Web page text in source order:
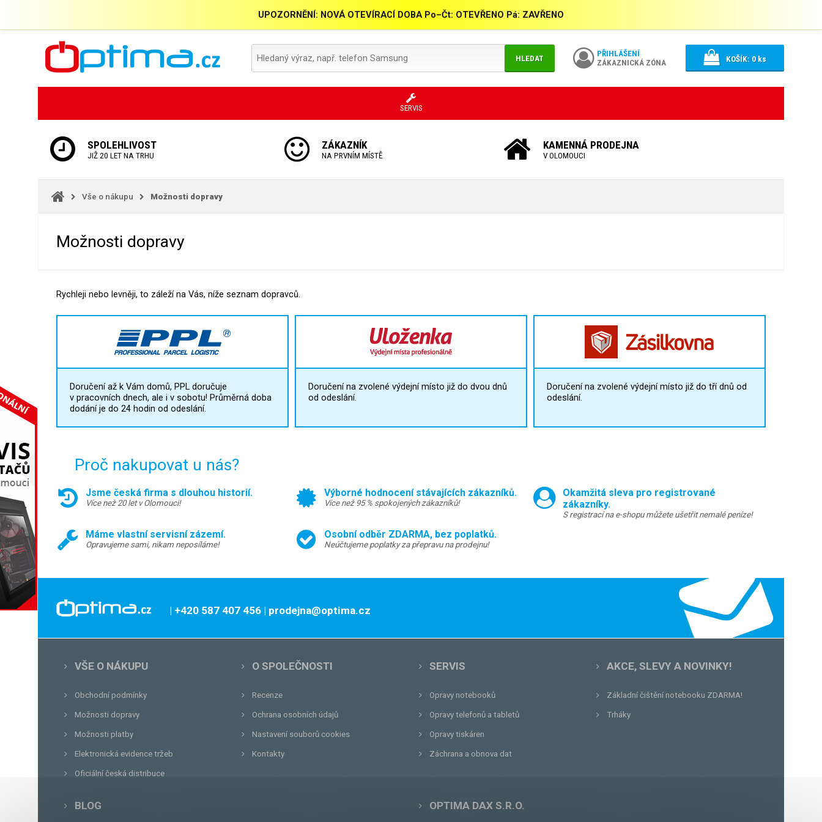
UPOZORNĚNÍ: NOVÁ OTEVÍRACÍ DOBA Po–Čt: OTEVŘENO Pá: ZAVŘENO
HLEDAT
PŘIHLÁŠENÍ
ZÁKAZNICKÁ ZÓNA
KOŠÍK: 0ks
SERVIS
SPOLEHLIVOST
JIŽ 20 LET NA TRHU
ZÁKAZNÍK
NA PRVNÍM MÍSTĚ
KAMENNÁ PRODEJNA
V OLOMOUCI
Vše o nákupu Možnosti dopravy
Možnosti dopravy
Rychleji nebo levněji, to záleží na Vás, níže seznam dopravců.
Doručení až k Vám domů, PPL doručuje
v pracovních dnech, ale i v sobotu! Průměrná doba
dodání je do 24 hodin od odeslání.
Doručení na zvolené výdejní místo již do dvou dnů
od odeslání.
Doručení na zvolené výdejní místo již do tří dnů od
odeslání.
Proč nakupovat u nás?
Jsme česká firma s dlouhou historií.
Více než 20 let v Olomouci!
Výborné hodnocení stávajících zákazníků.
Více než 95 % spokojených zákazníků!
Okamžitá sleva pro registrované
zákazníky.
S registrací na e-shopu můžete ušetřit nemalé peníze!
Máme vlastní servisní zázemí.
Opravujeme sami, nikam neposíláme!
Osobní odběr ZDARMA, bez poplatků.
Neúčtujeme poplatky za přepravu na prodejnu!
| +420 587 407 456 | prodejna@optima.cz
VŠE O NÁKUPU
Obchodní podmínky
Možnosti dopravy
Možnosti platby
Elektronická evidence tržeb
Oficiální česká distribuce
O SPOLEČNOSTI
Recenze
Ochrana osobních údajů
Nastavení souborů cookies
Kontakty
SERVIS
Opravy notebooků
Opravy telefonů a tabletů
Opravy tiskáren
Záchrana a obnova dat
AKCE, SLEVY A NOVINKY!
Základní čištění notebooku ZDARMA!
Trháky
BLOG OPTIMA DAX S.R.O.